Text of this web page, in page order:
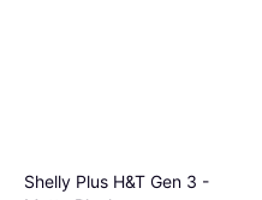
Shelly Plus H&T Gen 3 -